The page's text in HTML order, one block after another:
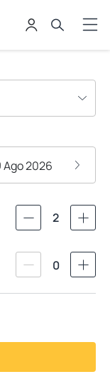
Ago 2026
2
0